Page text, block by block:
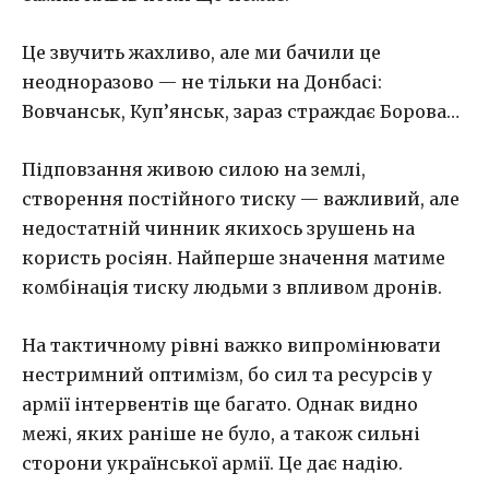
Це звучить жахливо, але ми бачили це
неодноразово — не тільки на Донбасі:
Вовчанськ, Куп’янськ, зараз страждає Борова…
Підповзання живою силою на землі,
створення постійного тиску — важливий, але
недостатній чинник якихось зрушень на
користь росіян. Найперше значення матиме
комбінація тиску людьми з впливом дронів.
На тактичному рівні важко випромінювати
нестримний оптимізм, бо сил та ресурсів у
армії інтервентів ще багато. Однак видно
межі, яких раніше не було, а також сильні
сторони української армії. Це дає надію.